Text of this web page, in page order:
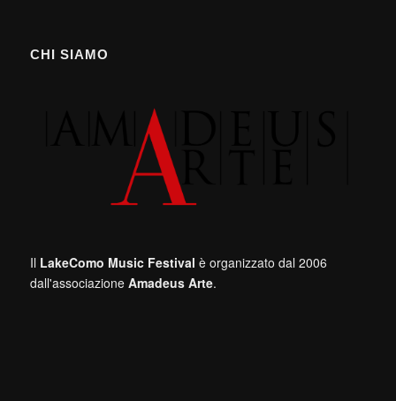
CHI SIAMO
Il LakeComo Music Festival è organizzato dal 2006
dall'associazione Amadeus Arte.